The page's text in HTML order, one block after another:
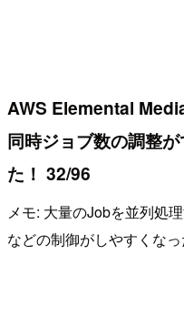
AWS Elemental
同時ジョブ数の調整
た！ 32/96
メモ: 大量のJobを並列処
などの制御がしやすくなっ